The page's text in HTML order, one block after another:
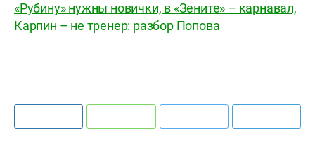
«Рубину» нужны новички, в «Зените» – карнавал,
Карпин – не тренер: разбор Попова